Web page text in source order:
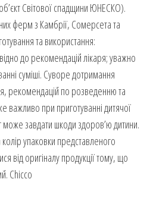
Світової спадщини ЮНЕСКО).
ферм з Камбрії, Сомерсета та
та використання:
до рекомендацій лікаря; уважно
суміші. Суворе дотримання
рекомендацій по розведенню та
при приготуванні дитячої
може завдати шкоди здоров’ю дитини.
упаковки представленого
від оригіналу продукції тому, що
Chicco